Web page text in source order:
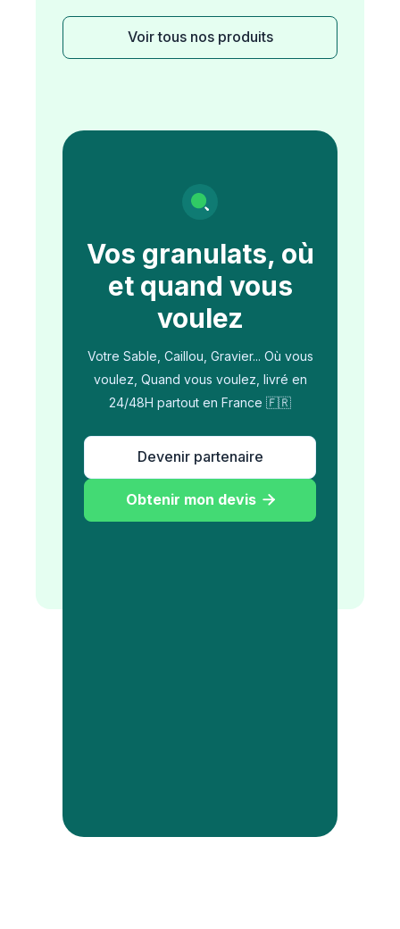
Voir tous nos produits
Vos granulats, où
et quand vous
voulez
Votre Sable, Caillou, Gravier... Où vous
voulez, Quand vous voulez, livré en
24/48H partout en France 🇫🇷
Devenir partenaire
Obtenir mon devis 